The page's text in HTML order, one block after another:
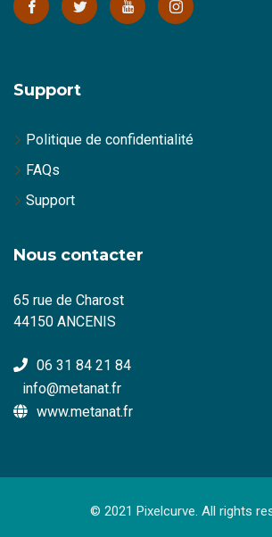
Support
Politique de confidentialité
FAQs
Support
Nous contacter
65 rue de Charost
44150 ANCENIS
06 31 84 21 84
info@metanat.fr
www.metanat.fr
© 2021 Pixelcurve. All rights